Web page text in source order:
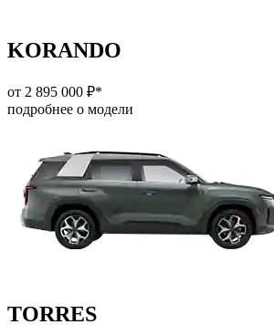
KORANDO
от 2 895 000 ₽*
подробнее о модели
TORRES